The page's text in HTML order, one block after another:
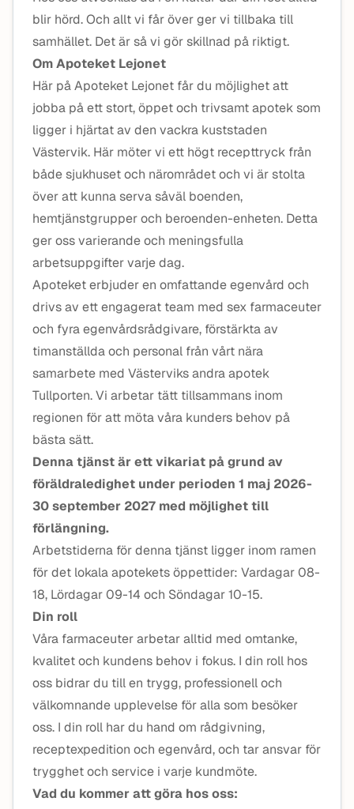
blir hörd. Och allt vi får över ger vi tillbaka till
samhället. Det är så vi gör skillnad på riktigt.
Om Apoteket Lejonet
Här på Apoteket Lejonet får du möjlighet att
jobba på ett stort, öppet och trivsamt apotek som
ligger i hjärtat av den vackra kuststaden
Västervik. Här möter vi ett högt recepttryck från
både sjukhuset och närområdet och vi är stolta
över att kunna serva såväl boenden,
hemtjänstgrupper och beroenden-enheten. Detta
ger oss varierande och meningsfulla
arbetsuppgifter varje dag.
Apoteket erbjuder en omfattande egenvård och
drivs av ett engagerat team med sex farmaceuter
och fyra egenvårdsrådgivare, förstärkta av
timanställda och personal från vårt nära
samarbete med Västerviks andra apotek
Tullporten. Vi arbetar tätt tillsammans inom
regionen för att möta våra kunders behov på
bästa sätt.
Denna tjänst är ett vikariat på grund av
föräldraledighet under perioden 1 maj 2026-
30 september 2027 med möjlighet till
förlängning.
Arbetstiderna för denna tjänst ligger inom ramen
för det lokala apotekets öppettider: Vardagar 08-
18, Lördagar 09-14 och Söndagar 10-15.
Din roll
Våra farmaceuter arbetar alltid med omtanke,
kvalitet och kundens behov i fokus. I din roll hos
oss bidrar du till en trygg, professionell och
välkomnande upplevelse för alla som besöker
oss. I din roll har du hand om rådgivning,
receptexpedition och egenvård, och tar ansvar för
trygghet och service i varje kundmöte.
Vad du kommer att göra hos oss: